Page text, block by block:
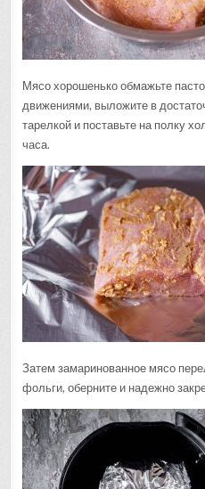
Мясо хорошенько обмажьте
движениями, выложите в
тарелкой и поставьте на полку
часа.
Затем замаринованное мясо
фольги, оберните и надежно